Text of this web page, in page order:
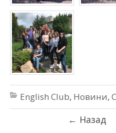
English Club, Новини,
← Назад